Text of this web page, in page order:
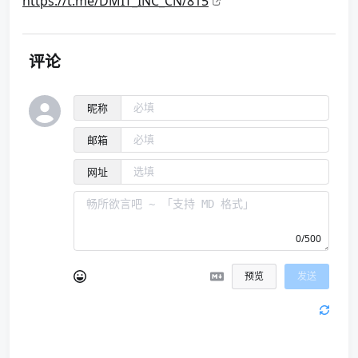
评论
昵称
邮箱
网址
0/500
预览 发送